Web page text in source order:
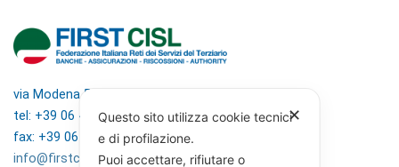
via Modena 5, 00184 Roma
tel: +39 06 4746351
fax: +39 06 4746136
info@firstcisl.it
✕
Questo sito utilizza cookie tecnici
e di profilazione.
Puoi accettare, rifiutare o